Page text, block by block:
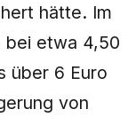
hätte. Im
bei etwa 4,50
über 6 Euro
von